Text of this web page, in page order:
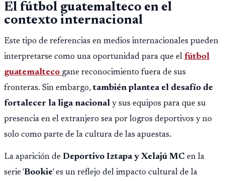
El fútbol guatemalteco en el
contexto internacional
Este tipo de referencias en medios internacionales pueden
interpretarse como una oportunidad para que el fútbol
guatemalteco gane reconocimiento fuera de sus
fronteras. Sin embargo,también plantea el desafío de
fortalecer la liga nacional y sus equipos para que su
presencia en el extranjero sea por logros deportivos y no
solo como parte de la cultura de las apuestas.
La aparición de Deportivo Iztapa y Xelajú MC en la
serie 'Bookie' es un reflejo del impacto cultural de la